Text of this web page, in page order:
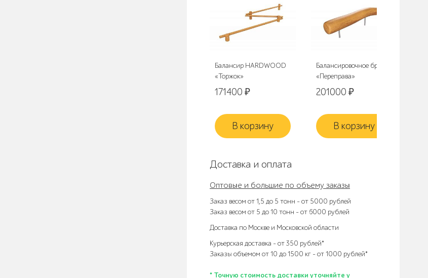
Балансир HARDWOOD
«Торжок»
171400 ₽
В корзину
Балансировочное бревно
«Переправа»
201000 ₽
В корзину
Доставка и оплата
Оптовые и большие по объему заказы
Заказ весом от 1,5 до 5 тонн – от 5000 рублей
Заказ весом от 5 до 10 тонн – от 6000 рублей
Доставка по Москве и Московской области
Курьерская доставка – от 350 рублей*
Заказы объемом от 10 до 1500 кг – от 1000 рублей*
* Точную стоимость доставки уточняйте у